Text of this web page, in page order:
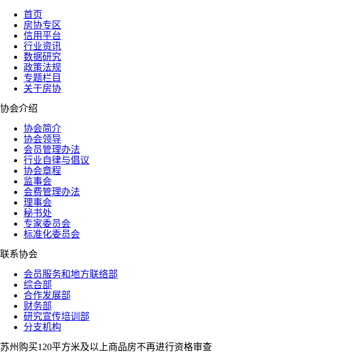
首页
房协专区
信用平台
行业资讯
数据研究
政策法规
专题栏目
关于房协
协会介绍
协会简介
协会领导
会员管理办法
行业自律与倡议
协会章程
监事会
会费管理办法
理事会
秘书处
专家委员会
标准化委员会
联系协会
会员服务和地方联络部
综合部
合作发展部
财务部
研究宣传培训部
分支机构
苏州购买120平方米及以上商品房不再进行资格审查